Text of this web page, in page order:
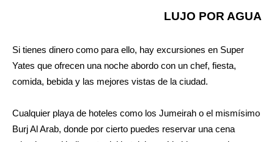
LUJO POR AGUA
Si tienes dinero como para ello, hay excursiones en Super
Yates que ofrecen una noche abordo con un chef, fiesta,
comida, bebida y las mejores vistas de la ciudad.
Cualquier playa de hoteles como los Jumeirah o el mismísimo
Burj Al Arab, donde por cierto puedes reservar una cena